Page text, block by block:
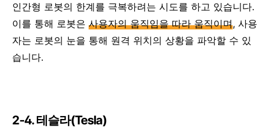
인간형 로봇의 한계를 극복하려는 시도를 하고 있습니다.
이를 통해 로봇은 사용자의 움직임을 따라 움직이며, 사용
자는 로봇의 눈을 통해 원격 위치의 상황을 파악할 수 있
습니다.
2-4. 테슬라(Tesla)